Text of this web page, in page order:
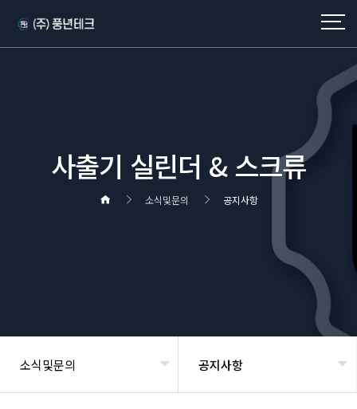
사출기 실린더 & 스크류
소식및문의 공지사항
소식및문의 공지사항